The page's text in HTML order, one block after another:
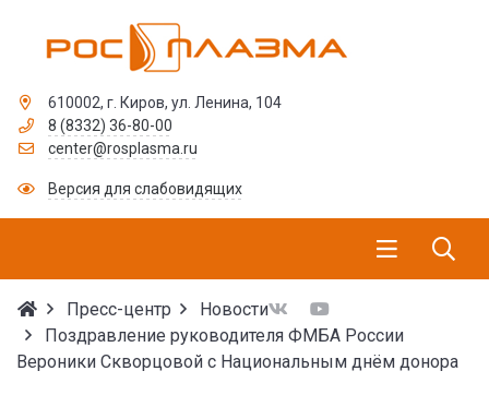
610002, г. Киров, ул. Ленина, 104
8 (8332) 36-80-00
center@rosplasma.ru
Версия для слабовидящих
Пресс-центр
Новости
Поздравление руководителя ФМБА России
Вероники Скворцовой с Национальным днём донора